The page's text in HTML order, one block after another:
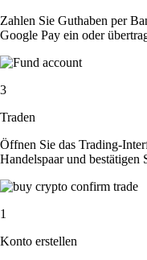
Zahlen Sie Guthaben per
Google Pay ein oder
3
Traden
Öffnen Sie das Trading-
Handelspaar und bestätigen
1
Konto erstellen